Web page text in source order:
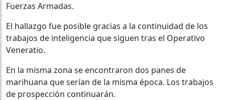
Fuerzas Armadas.
El hallazgo fue posible gracias a la continuidad de los
trabajos de inteligencia que siguen tras el Operativo
Veneratio.
En la misma zona se encontraron dos panes de
marihuana que serían de la misma época. Los trabajos
de prospección continuarán.